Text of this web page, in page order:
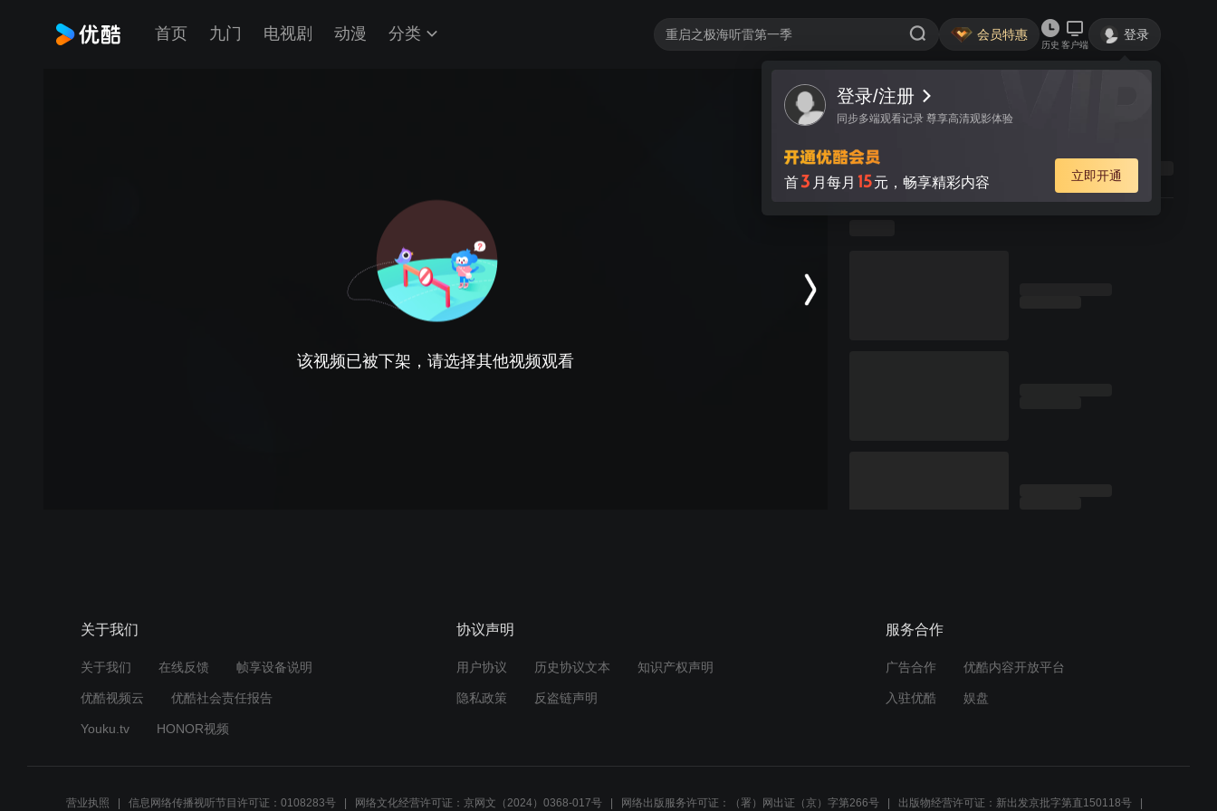
首页 九门 电视剧 动漫 分类 会员特惠
历史 客户端
登录
登录/注册
同步多端观看记录 尊享高清观影体验
首3 月每月 15元，畅享精彩内容 立即开通
该视频已被下架，请选择其他视频观看
关于我们
关于我们 在线反馈 帧享设备说明
优酷视频云 优酷社会责任报告
Youku.tv HONOR视频
协议声明
用户协议 历史协议文本 知识产权声明
隐私政策 反盗链声明
服务合作
广告合作 优酷内容开放平台
入驻优酷 娱盘
营业执照 信息网络传播视听节目许可证：0108283号 网络文化经营许可证：京网文（2024）0368-017号 网络出版服务许可证：（署）网出证（京）字第266号 出版物经营许可证：新出发京批字第直150118号